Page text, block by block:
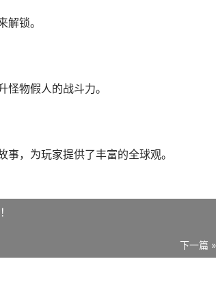
锁。
物假人的战斗力。
，为玩家提供了丰富的全球观。
下一篇 »